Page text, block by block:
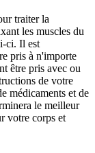
traiter la
les muscles du
ci. Il est
pris à n'importe
être pris avec ou
de votre
médicaments et de
le meilleur
votre corps et